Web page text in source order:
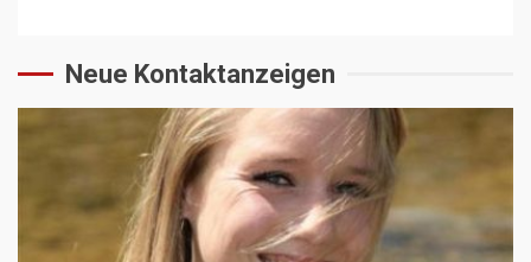
Neue Kontaktanzeigen